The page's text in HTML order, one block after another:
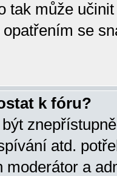
tak může
se
k fóru?
atd.
moderátor a